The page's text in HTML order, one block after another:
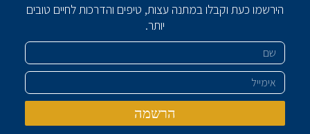
הירשמו כעת וקבלו במתנה עצות, טיפים והדרכות לחיים טובים
יותר.
שם
אימייל
הרשמה